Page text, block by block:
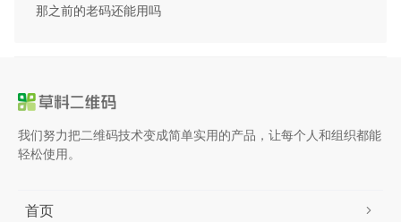
那之前的老码还能用吗
我们努力把二维码技术变成简单实用的产品，让每个人和组织都能
轻松使用。
首页